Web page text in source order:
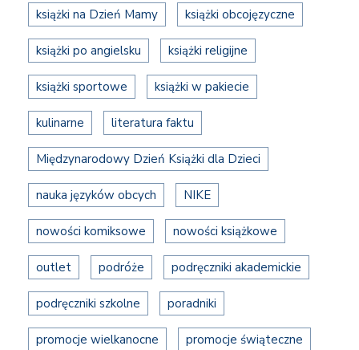
książki na Dzień Mamy książki obcojęzyczne
książki po angielsku książki religijne
książki sportowe książki w pakiecie
kulinarne literatura faktu
Międzynarodowy Dzień Książki dla Dzieci
nauka języków obcych NIKE
nowości komiksowe nowości książkowe
outlet podróże podręczniki akademickie
podręczniki szkolne poradniki
promocje wielkanocne promocje świąteczne